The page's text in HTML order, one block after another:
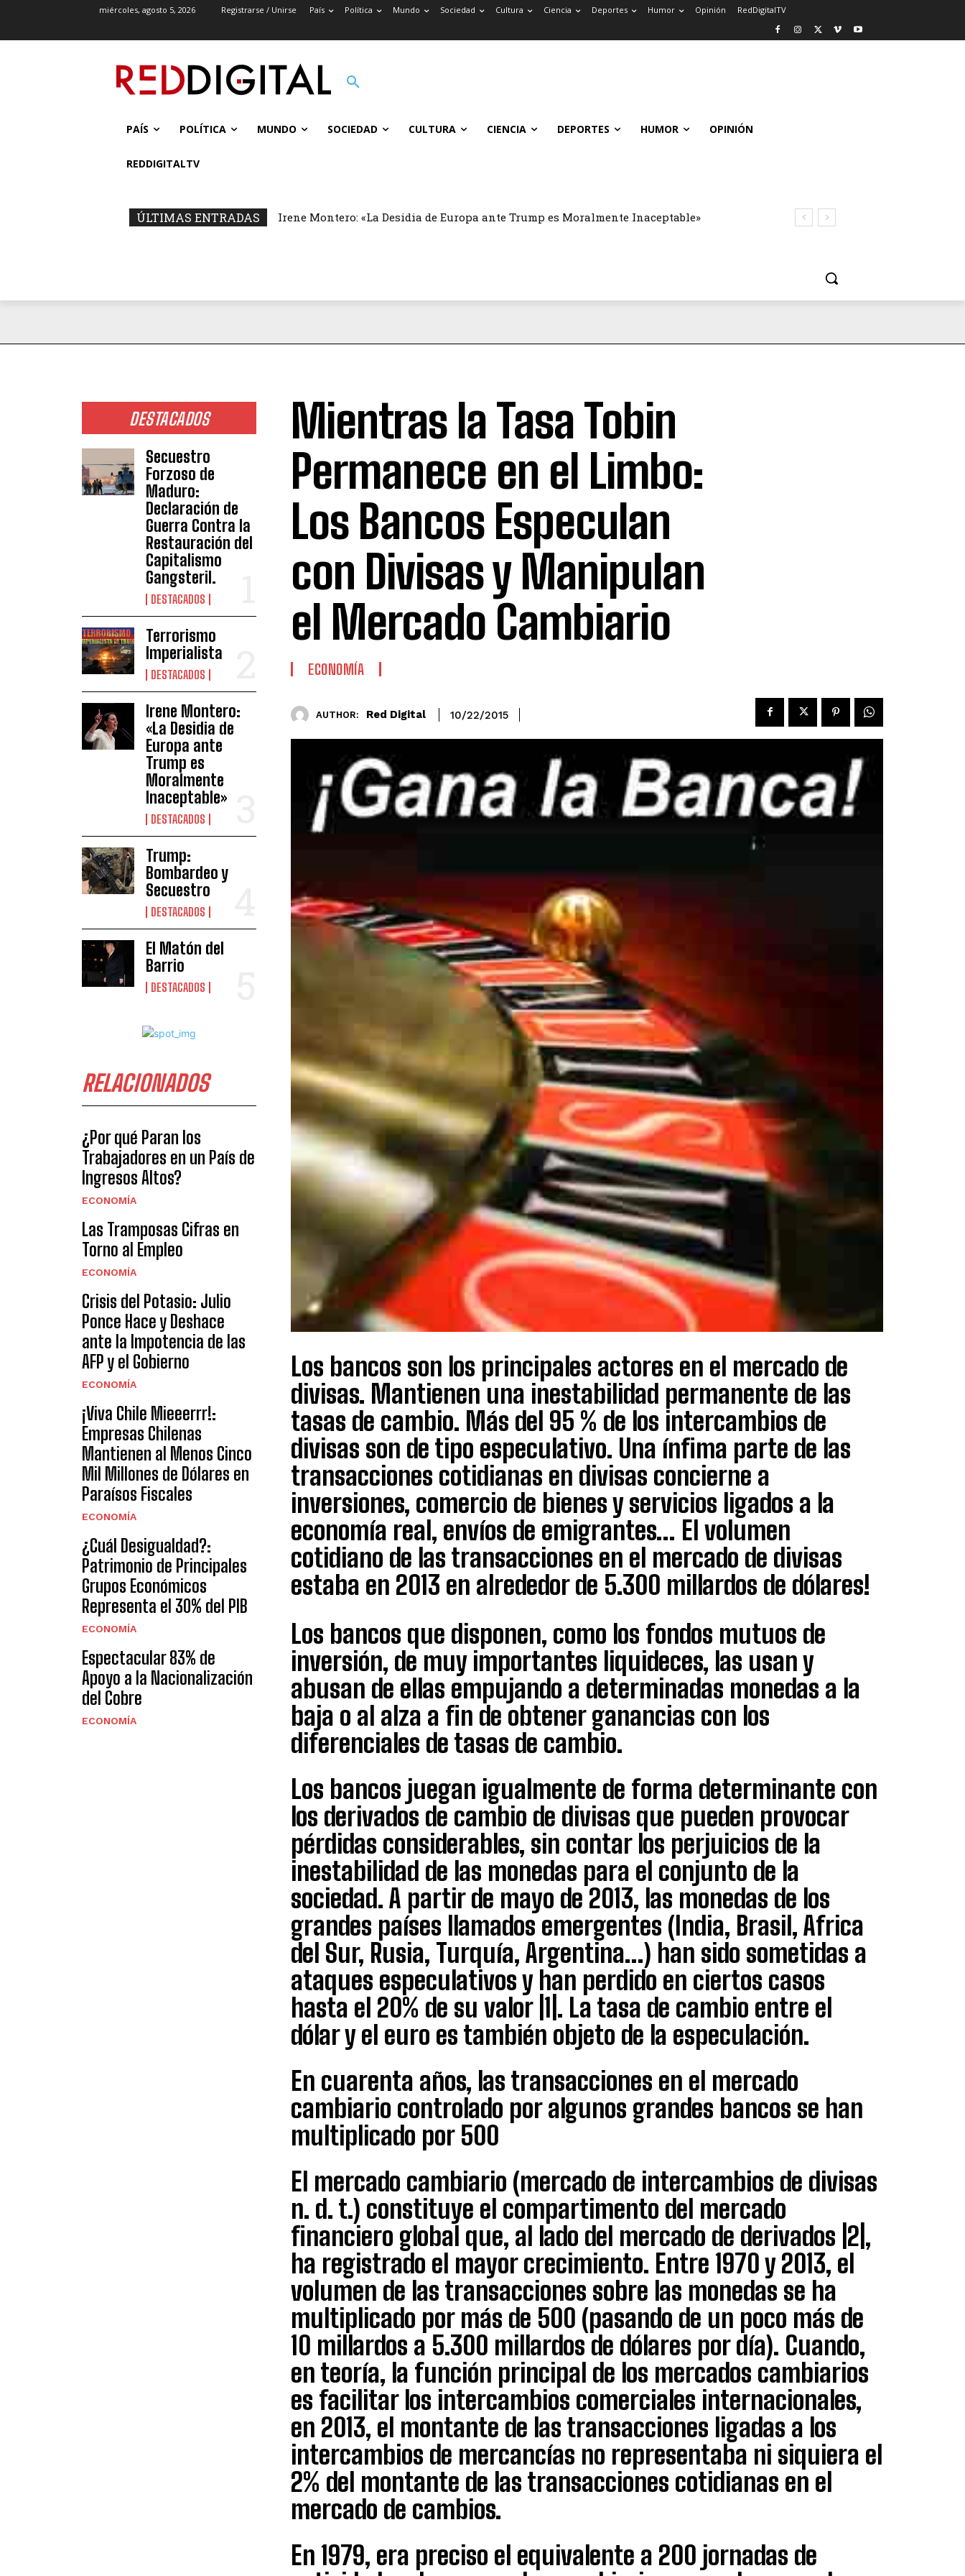
miércoles, agosto 5, 2026 Registrarse / Unirse País Política Mundo Sociedad Cultura Ciencia Deportes Humor Opinión RedDigitalTV
PAÍS POLÍTICA MUNDO SOCIEDAD CULTURA CIENCIA DEPORTES HUMOR OPINIÓN
REDDIGITALTV
ÚLTIMAS ENTRADAS Irene Montero: «La Desidia de Europa ante Trump es Moralmente Inaceptable»
DESTACADOS
Secuestro
Forzoso de
Maduro:
Declaración de
Guerra Contra la
Restauración del
Capitalismo
Gangsteril.
DESTACADOS
Terrorismo
Imperialista
DESTACADOS
Irene Montero:
«La Desidia de
Europa ante
Trump es
Moralmente
Inaceptable»
DESTACADOS
Trump:
Bombardeo y
Secuestro
DESTACADOS
El Matón del
Barrio
DESTACADOS
RELACIONADOS
¿Por qué Paran los
Trabajadores en un País de
Ingresos Altos?
ECONOMÍA
Las Tramposas Cifras en
Torno al Empleo
ECONOMÍA
Crisis del Potasio: Julio
Ponce Hace y Deshace
ante la Impotencia de las
AFP y el Gobierno
ECONOMÍA
¡Viva Chile Mieeerrr!:
Empresas Chilenas
Mantienen al Menos Cinco
Mil Millones de Dólares en
Paraísos Fiscales
ECONOMÍA
¿Cuál Desigualdad?:
Patrimonio de Principales
Grupos Económicos
Representa el 30% del PIB
ECONOMÍA
Espectacular 83% de
Apoyo a la Nacionalización
del Cobre
ECONOMÍA
Mientras la Tasa Tobin
Permanece en el Limbo:
Los Bancos Especulan
con Divisas y Manipulan
el Mercado Cambiario
ECONOMÍA
AUTHOR: Red Digital 10/22/2015
Los bancos son los principales actores en el mercado de
divisas. Mantienen una inestabilidad permanente de las
tasas de cambio. Más del 95 % de los intercambios de
divisas son de tipo especulativo. Una ínfima parte de las
transacciones cotidianas en divisas concierne a
inversiones, comercio de bienes y servicios ligados a la
economía real, envíos de emigrantes… El volumen
cotidiano de las transacciones en el mercado de divisas
estaba en 2013 en alrededor de 5.300 millardos de dólares!
Los bancos que disponen, como los fondos mutuos de
inversión, de muy importantes liquideces, las usan y
abusan de ellas empujando a determinadas monedas a la
baja o al alza a fin de obtener ganancias con los
diferenciales de tasas de cambio.
Los bancos juegan igualmente de forma determinante con
los derivados de cambio de divisas que pueden provocar
pérdidas considerables, sin contar los perjuicios de la
inestabilidad de las monedas para el conjunto de la
sociedad. A partir de mayo de 2013, las monedas de los
grandes países llamados emergentes (India, Brasil, Africa
del Sur, Rusia, Turquía, Argentina…) han sido sometidas a
ataques especulativos y han perdido en ciertos casos
hasta el 20% de su valor |1|. La tasa de cambio entre el
dólar y el euro es también objeto de la especulación.
En cuarenta años, las transacciones en el mercado
cambiario controlado por algunos grandes bancos se han
multiplicado por 500
El mercado cambiario (mercado de intercambios de divisas
n. d. t.) constituye el compartimento del mercado
financiero global que, al lado del mercado de derivados |2|,
ha registrado el mayor crecimiento. Entre 1970 y 2013, el
volumen de las transacciones sobre las monedas se ha
multiplicado por más de 500 (pasando de un poco más de
10 millardos a 5.300 millardos de dólares por día). Cuando,
en teoría, la función principal de los mercados cambiarios
es facilitar los intercambios comerciales internacionales,
en 2013, el montante de las transacciones ligadas a los
intercambios de mercancías no representaba ni siquiera el
2% del montante de las transacciones cotidianas en el
mercado de cambios.
En 1979, era preciso el equivalente a 200 jornadas de